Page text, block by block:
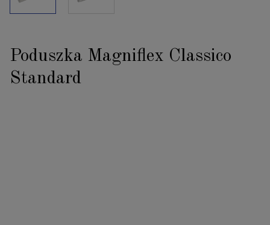
Poduszka Magniflex Classico
Standard